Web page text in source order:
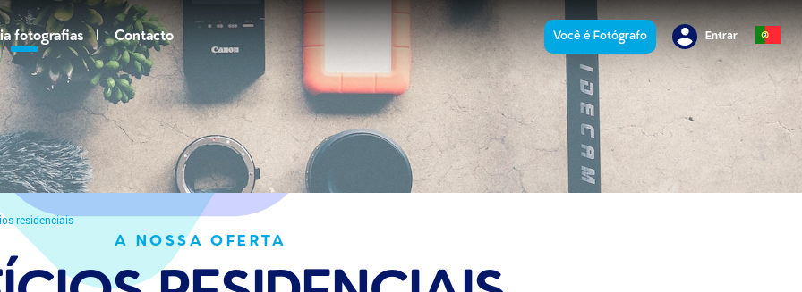
fotografias Contacto Você é Fotógrafo Entrar
residenciais
A NOSSA OFERTA